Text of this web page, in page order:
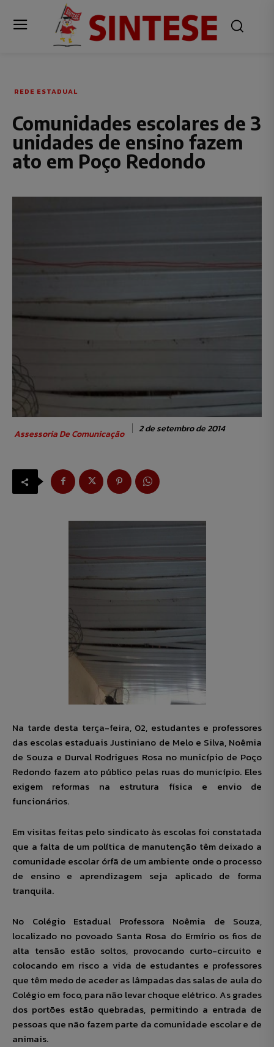
REDE ESTADUAL
Comunidades escolares de 3
unidades de ensino fazem
ato em Poço Redondo
Assessoria De Comunicação 2 de setembro de 2014
Na tarde desta terça-feira, 02, estudantes e professores
das escolas estaduais Justiniano de Melo e Silva, Noêmia
de Souza e Durval Rodrigues Rosa no município de Poço
Redondo fazem ato público pelas ruas do município. Eles
exigem reformas na estrutura física e envio de
funcionários.
Em visitas feitas pelo sindicato às escolas foi constatada
que a falta de um política de manutenção têm deixado a
comunidade escolar órfã de um ambiente onde o processo
de ensino e aprendizagem seja aplicado de forma
tranquila.
No Colégio Estadual Professora Noêmia de Souza,
localizado no povoado Santa Rosa do Ermírio os fios de
alta tensão estão soltos, provocando curto-circuito e
colocando em risco a vida de estudantes e professores
que têm medo de aceder as lâmpadas das salas de aula do
Colégio em foco, para não levar choque elétrico. As grades
dos portões estão quebradas, permitindo a entrada de
pessoas que não fazem parte da comunidade escolar e de
animais.